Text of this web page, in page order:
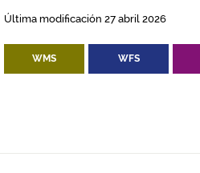
Última modificación 27 abril 2026
WMS WFS